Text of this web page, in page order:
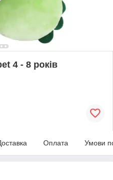
4 - 8 років
Оплата Умови